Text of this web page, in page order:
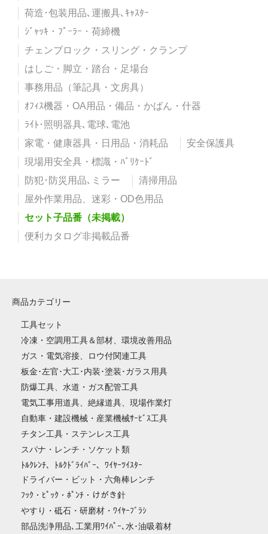
荷造･包装用品､運搬具､ｷｬｽﾀｰ
ｼﾞｬｯｷ・ﾌﾟｰﾗｰ・荷締機
チェンブロック・スリング・クランプ
はしご・脚立・踏台・足場台
事務用品（筆記具・文房具）
ｵﾌｨｽ機器・OA用品・備品・かばん・什器
ﾗｲﾄ･照明器具､電球､電池
家電・健康器具・日用品・消耗品
安全保護具
現場用安全具・標識・ﾊﾞﾘｹｰﾄﾞ
防犯･防災用品､ミラー
清掃用品
屋外作業用品、迷彩・OD色用品
セット子品番（未掲載）
便利カタログ非掲載品番
商品カテゴリー
工具セット
冷凍・空調用工具＆部材、環境改善用品
ガス・電気溶接、ロウ付関連工具
板金･左官･大工･内装･塗装･ガラス用具
防爆工具、水道・ガス配管工具
電気工事用道具、絶縁道具、現場作業灯
自動車・建設機械・産業機械ｻｰﾋﾞｽ工具
チタン工具・ステンレス工具
スパナ・レンチ・ソケット類
ﾄﾙｸﾚﾝﾁ、ﾄﾙｸﾄﾞﾗｲﾊﾞｰ、ﾜｲﾔｰﾂｲｽﾀｰ
ドライバー・ビット・六角棒レンチ
ﾌｯｸ・ﾋﾟｯｸ・ﾎﾟﾝﾁ・けがき針
やすり・砥石・研磨材・ﾜｲﾔｰﾌﾞﾗｼ
部品洗浄用品､工業用ﾜｲﾊﾟｰ､水･油吸着材